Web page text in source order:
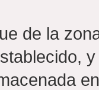
de la